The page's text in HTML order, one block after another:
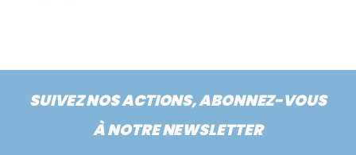
SUIVEZ NOS ACTIONS, ABONNEZ-VOUS
À NOTRE NEWSLETTER